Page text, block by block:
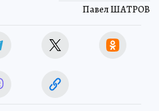
Павел ШАТРОВ